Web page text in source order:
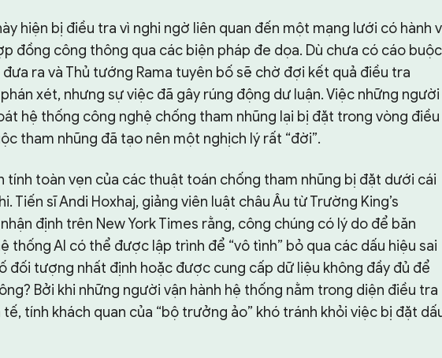
hiện bị điều tra vì nghi ngờ liên quan đến một mạng lưới có hành
đồng công thông qua các biện pháp đe dọa. Dù chưa có cáo buộc
ra và Thủ tướng Rama tuyên bố sẽ chờ đợi kết quả điều tra
xét, nhưng sự việc đã gây rúng động dư luận. Việc những người
hệ thống công nghệ chống tham nhũng lại bị đặt trong vòng điều
tham nhũng đã tạo nên một nghịch lý rất “đời”.
tính toàn vẹn của các thuật toán chống tham nhũng bị đặt dưới cái
Tiến sĩ Andi Hoxhaj, giảng viên luật châu Âu từ Trường King’s
định trên New York Times rằng, công chúng có lý do để băn
thống AI có thể được lập trình để “vô tình” bỏ qua các dấu hiệu sai
đối tượng nhất định hoặc được cung cấp dữ liệu không đầy đủ để
Bởi khi những người vận hành hệ thống nằm trong diện điều tra
tế, tính khách quan của “bộ trưởng ảo” khó tránh khỏi việc bị đặt